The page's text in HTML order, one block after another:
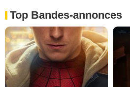
Top Bandes-annonces